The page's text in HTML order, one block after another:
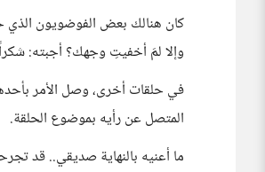
كان هنالك بعض الفوضويون الذي
وإلا لمَ أخفيتِ وجهك؟ أجبته:
في حلقات أخرى، وصل الأمر
المتصل عن رأيه بموضوع الحلقة.
ما أعنيه بالنهاية صديقي.. قد